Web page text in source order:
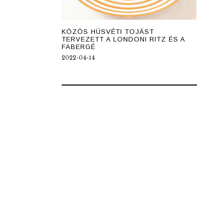
KÖZÖS HÚSVÉTI TOJÁST
TERVEZETT A LONDONI RITZ ÉS A
FABERGÉ
2022-04-14